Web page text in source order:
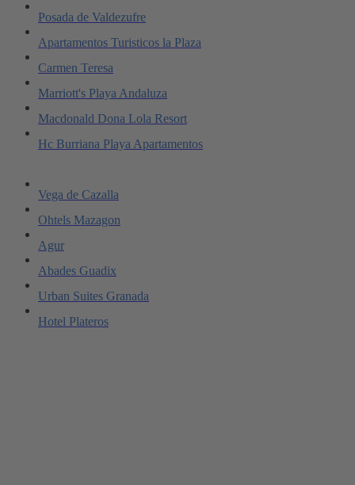
Posada de Valdezufre
Apartamentos Turisticos la Plaza
Carmen Teresa
Marriott's Playa Andaluza
Macdonald Dona Lola Resort
Hc Burriana Playa Apartamentos
Vega de Cazalla
Ohtels Mazagon
Agur
Abades Guadix
Urban Suites Granada
Hotel Plateros